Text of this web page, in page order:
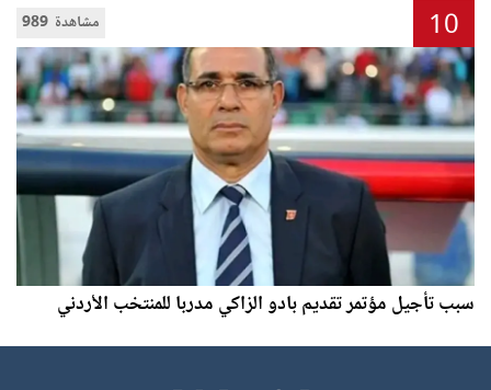
989 مشاهدة 10
سبب تأجيل مؤتمر تقديم بادو الزاكي مدربا للمنتخب الأردني